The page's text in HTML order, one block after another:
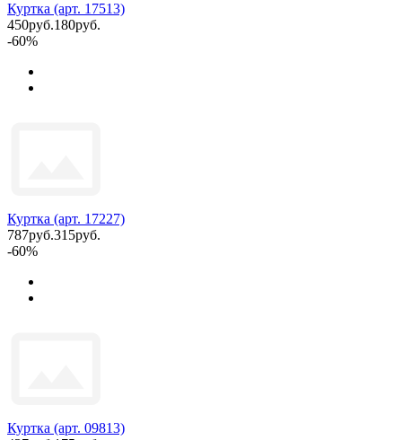
Куртка (арт. 17513)
450руб.180руб.
-60%
Куртка (арт. 17227)
787руб.315руб.
-60%
Куртка (арт. 09813)